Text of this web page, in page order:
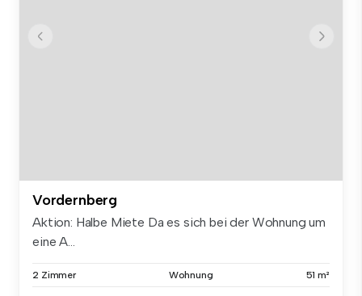
Vordernberg
Aktion: Halbe Miete Da es sich bei der Wohnung um
eine A...
2 Zimmer Wohnung 51 m²